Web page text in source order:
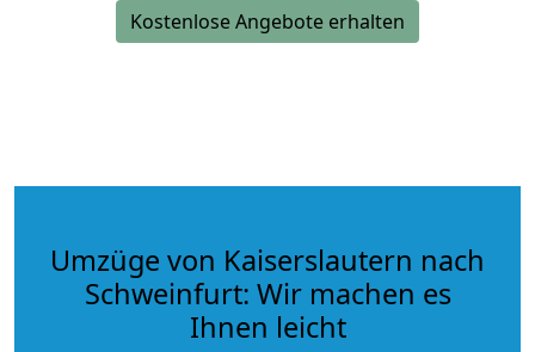
Kostenlose Angebote erhalten
Umzüge von Kaiserslautern nach
Schweinfurt: Wir machen es
Ihnen leicht